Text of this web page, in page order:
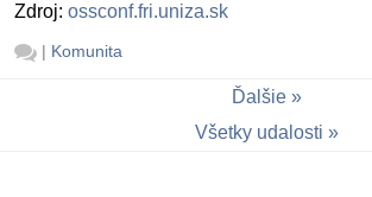
Zdroj: ossconf.fri.uniza.sk
| Komunita
Ďalšie
Všetky udalosti